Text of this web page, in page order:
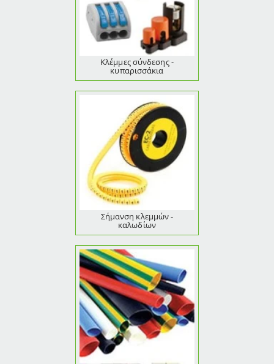
Κλέμμες σύνδεσης -
κυπαρισσάκια
Σήμανση κλεμμών -
καλωδίων